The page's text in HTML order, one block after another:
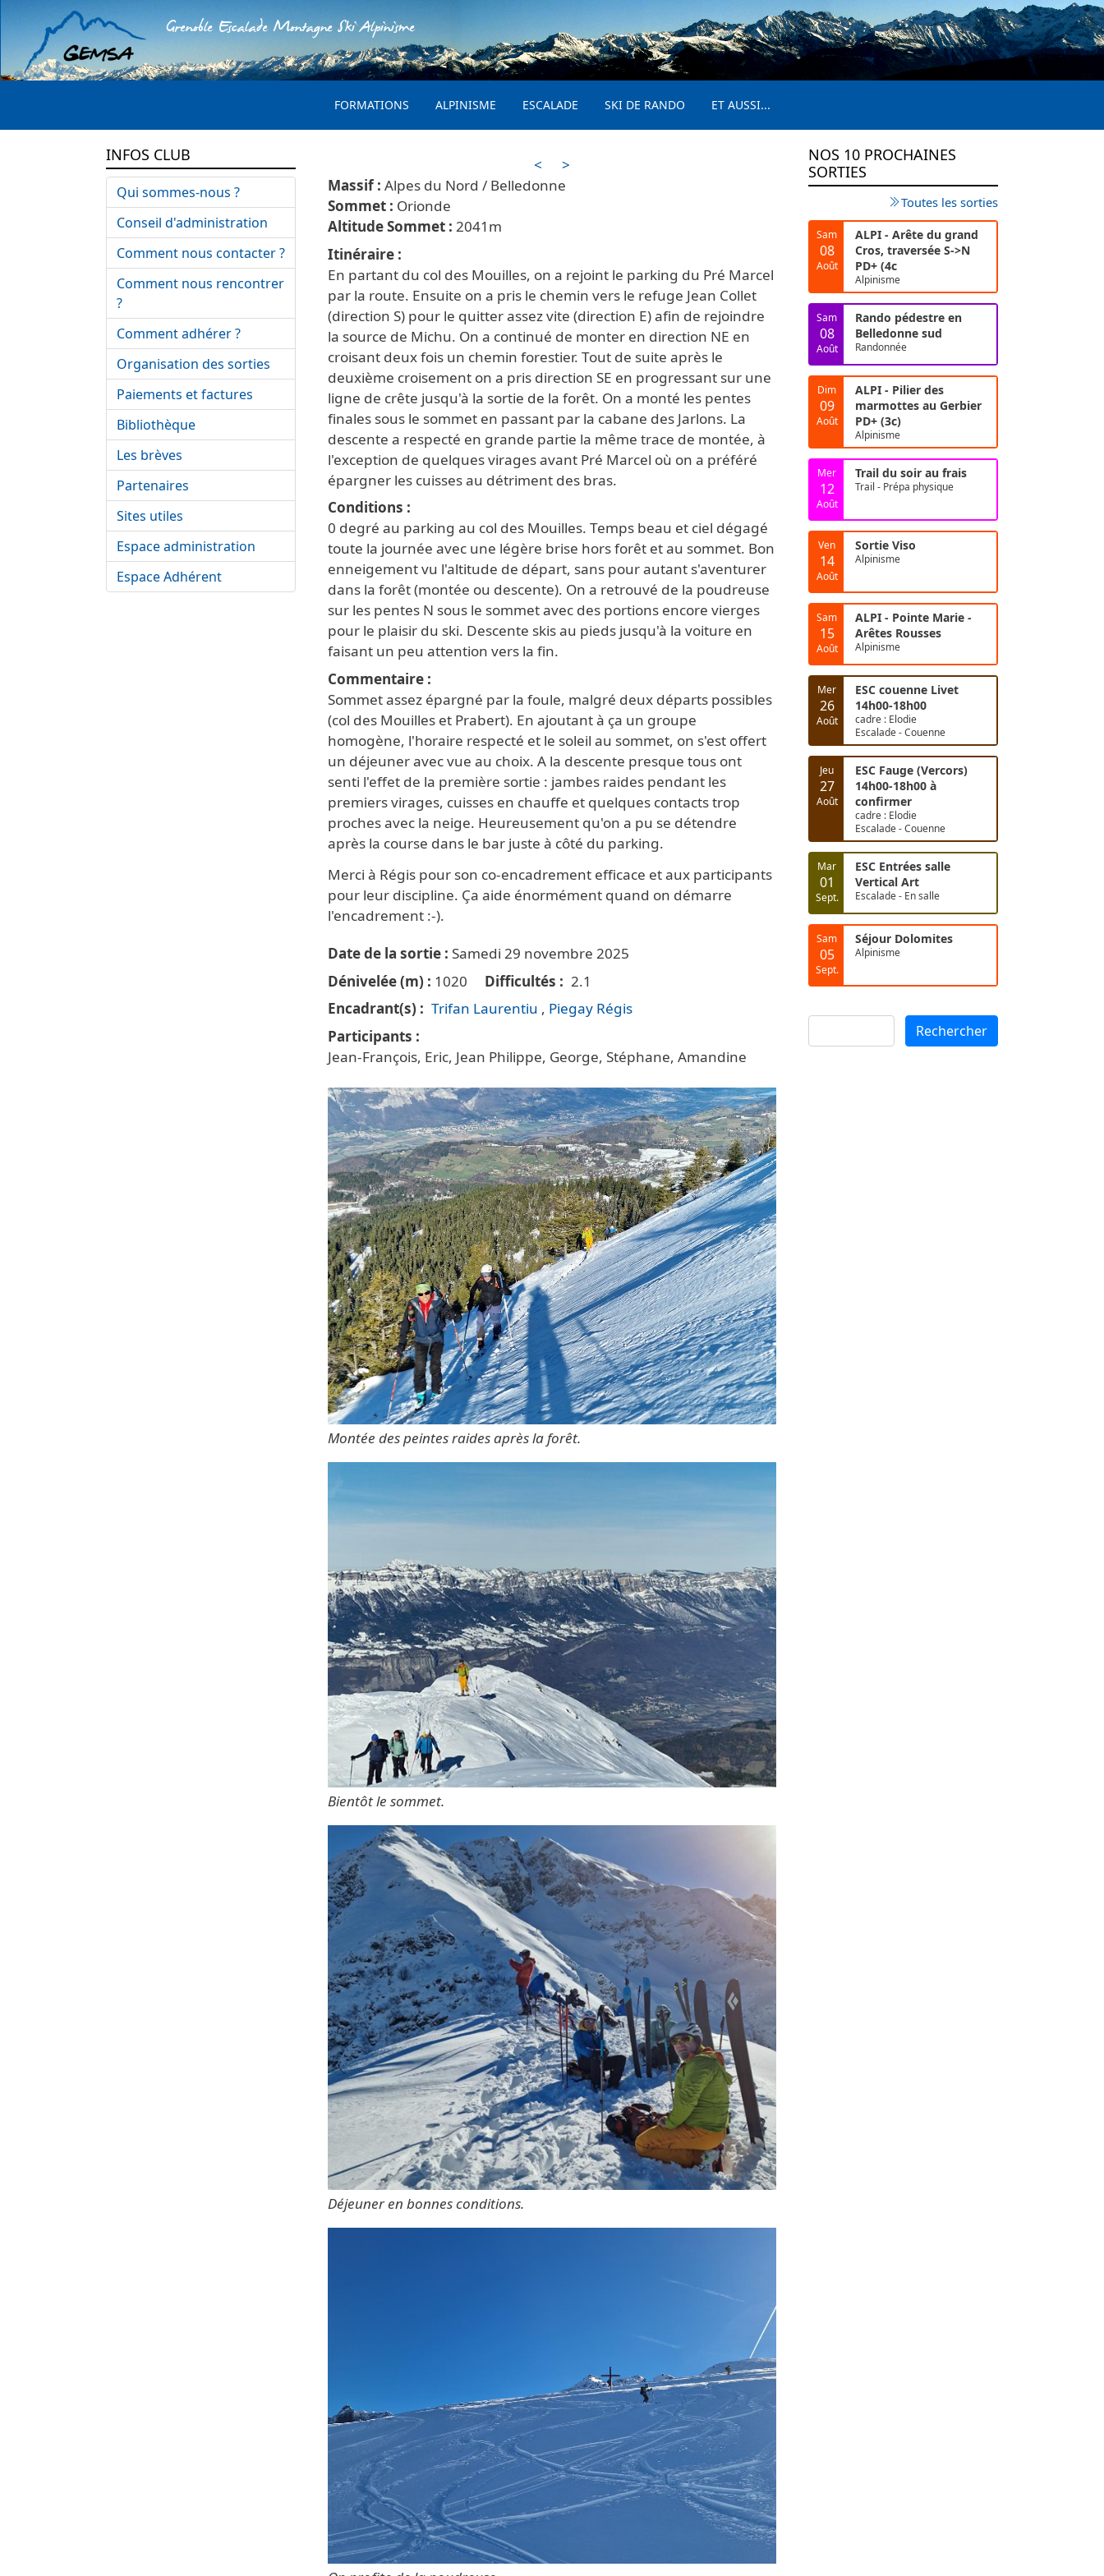
Aller au contenu principal
Grenoble Escalade Montagne Ski Alpinisme
FORMATIONS ALPINISME ESCALADE SKI DE RANDO ET AUSSI...
<
>
Alpes du Nord / Belledonne
Orionde
2041
Itinéraire
En partant du col des Mouilles, on a rejoint le parking du Pré Marcel
par la route. Ensuite on a pris le chemin vers le refuge Jean Collet
(direction S) pour le quitter assez vite (direction E) afin de rejoindre
la source de Michu. On a continué de monter en direction NE en
croisant deux fois un chemin forestier. Tout de suite après le
deuxième croisement on a pris direction SE en progressant sur une
ligne de crête jusqu'à la sortie de la forêt. On a monté les pentes
finales sous le sommet en passant par la cabane des Jarlons. La
descente a respecté en grande partie la même trace de montée, à
l'exception de quelques virages avant Pré Marcel où on a préféré
épargner les cuisses au détriment des bras.
Conditions
0 degré au parking au col des Mouilles. Temps beau et ciel dégagé
toute la journée avec une légère brise hors forêt et au sommet. Bon
enneigement vu l'altitude de départ, sans pour autant s'aventurer
dans la forêt (montée ou descente). On a retrouvé de la poudreuse
sur les pentes N sous le sommet avec des portions encore vierges
pour le plaisir du ski. Descente skis au pieds jusqu'à la voiture en
faisant un peu attention vers la fin.
Commentaire
Sommet assez épargné par la foule, malgré deux départs possibles
(col des Mouilles et Prabert). En ajoutant à ça un groupe
homogène, l'horaire respecté et le soleil au sommet, on s'est offert
un déjeuner avec vue au choix. A la descente presque tous ont
senti l'effet de la première sortie : jambes raides pendant les
premiers virages, cuisses en chauffe et quelques contacts trop
proches avec la neige. Heureusement qu'on a pu se détendre
après la course dans le bar juste à côté du parking.
Merci à Régis pour son co-encadrement efficace et aux participants
pour leur discipline. Ça aide énormément quand on démarre
l'encadrement :-).
Date de la sortie
Samedi 29 novembre 2025
Dénivelée (m)
1020 Difficultés
2.1
Encadrant(s)
Trifan Laurentiu
Piegay Régis
Participants
Jean-François, Eric, Jean Philippe, George, Stéphane, Amandine
Montée des peintes raides après la forêt.
Bientôt le sommet.
Déjeuner en bonnes conditions.
INFOS CLUB
Qui sommes-nous ?
Conseil d'administration
Comment nous contacter ?
Comment nous rencontrer
?
Comment adhérer ?
Organisation des sorties
Paiements et factures
Bibliothèque
Les brèves
Partenaires
Sites utiles
Espace administration
Espace Adhérent
NOS 10 PROCHAINES
SORTIES
Toutes les sorties
Sam
08
Août
ALPI - Arête du grand
Cros, traversée S->N
PD+ (4c
Alpinisme
Sam
08
Août
Rando pédestre en
Belledonne sud
Randonnée
Dim
09
Août
ALPI - Pilier des
marmottes au Gerbier
PD+ (3c)
Alpinisme
Mer
12
Août
Trail du soir au frais
Trail - Prépa physique
Ven
14
Août
Sortie Viso
Alpinisme
Sam
15
Août
ALPI - Pointe Marie -
Arêtes Rousses
Alpinisme
Mer
26
Août
ESC couenne Livet
14h00-18h00
cadre : Elodie
Escalade - Couenne
Jeu
27
Août
ESC Fauge (Vercors)
14h00-18h00 à
confirmer
cadre : Elodie
Escalade - Couenne
Mar
01
Sept.
ESC Entrées salle
Vertical Art
Escalade - En salle
Sam
05
Sept.
Séjour Dolomites
Alpinisme
Rechercher Rechercher